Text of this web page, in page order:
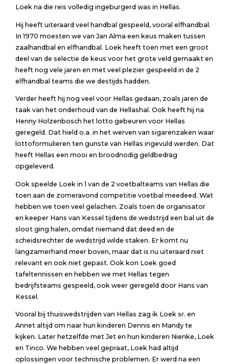
Loek na die reis volledig ingeburgerd was in Hellas.
Hij heeft uiteraard veel handbal gespeeld, vooral elfhandbal.
In 1970 moesten we van Jan Alma een keus maken tussen
zaalhandbal en elfhandbal. Loek heeft toen met een groot
deel van de selectie de keus voor het grote veld gemaakt en
heeft nog vele jaren en met veel plezier gespeeld in de 2
elfhandbal teams die we destijds hadden.
Verder heeft hij nog veel voor Hellas gedaan, zoals jaren de
taak van het onderhoud van de Hellashal. Ook heeft hij na
Henny Holzenbosch het lotto gebeuren voor Hellas
geregeld. Dat hield o.a. in het werven van sigarenzaken waar
lottoformulieren ten gunste van Hellas ingevuld werden. Dat
heeft Hellas een mooi en broodnodig geldbedrag
opgeleverd.
Ook speelde Loek in 1 van de 2 voetbalteams van Hellas die
toen aan de zomeravond competitie voetbal meedeed. Wat
hebben we toen veel gelachen. Zoals toen de organisator
en keeper Hans van Kessel tijdens de wedstrijd een bal uit de
sloot ging halen, omdat niemand dat deed en de
scheidsrechter de wedstrijd wilde staken. Er komt nu
langzamerhand meer boven, maar dat is nu uiteraard niet
relevant en ook niet gepast. Ook kon Loek goed
tafeltennissen en hebben we met Hellas tegen
bedrijfsteams gespeeld, ook weer geregeld door Hans van
Kessel.
Vooral bij thuiswedstrijden van Hellas zag ik Loek sr. en
Annet altijd om naar hun kinderen Dennis en Mandy te
kijken. Later hetzelfde met Jet en hun kinderen Nienke, Loek
en Tinco. We hebben veel gepraat, Loek had altijd
oplossingen voor technische problemen. Er werd na een